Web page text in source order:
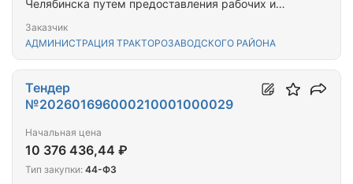
Челябинска путем предоставления рабочих и
Заказчик
АДМИНИСТРАЦИЯ ТРАКТОРОЗАВОДСКОГО РАЙОНА
Тендер
№202601696000210001000029
Начальная цена
10 376 436,44 ₽
Тип закупки: 44-ФЗ